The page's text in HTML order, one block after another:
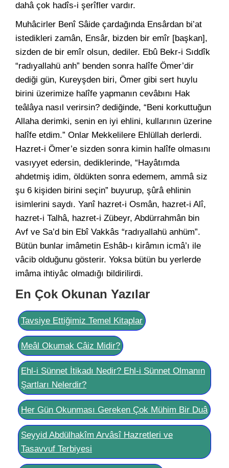
dahâ çok hadîs-i şerîfler vardır.
Muhâcirler Benî Sâide çardağında Ensârdan bi’at
istedikleri zamân, Ensâr, bizden bir emîr [başkan],
sizden de bir emîr olsun, dediler. Ebû Bekr-i Sıddîk
“radıyallahü anh” benden sonra halîfe Ömer’dir
dediği gün, Kureyşden biri, Ömer gibi sert huylu
birini üzerimize halîfe yapmanın cevâbını Hak
teâlâya nasıl verirsin? dediğinde, “Beni korkuttuğun
Allaha derimki, senin en iyi ehlini, kullarının üzerine
halîfe etdim.” Onlar Mekkelilere Ehlüllah derlerdi.
Hazret-i Ömer’e sizden sonra kimin halîfe olmasını
vasıyyet edersin, dediklerinde, “Hayâtımda
ahdetmiş idim, öldükten sonra edemem, ammâ siz
şu 6 kişiden birini seçin” buyurup, şûrâ ehlinin
isimlerini saydı. Yanî hazret-i Osmân, hazret-i Alî,
hazret-i Talhâ, hazret-i Zübeyr, Abdürrahmân bin
Avf ve Sa’d bin Ebî Vakkâs “radıyallahü anhüm”.
Bütün bunlar imâmetin Eshâb-ı kirâmın icmâ’ı ile
vâcib olduğunu gösterir. Yoksa bütün bu yerlerde
imâma ihtiyâc olmadığı bildirilirdi.
En Çok Okunan Yazılar
Tavsiye Ettiğimiz Temel Kitaplar
Meâl Okumak Câiz Midir?
Ehl-i Sünnet İtikadı Nedir? Ehl-i Sünnet Olmanın
Şartları Nelerdir?
Her Gün Okunması Gereken Çok Mühim Bir Duâ
Seyyid Abdülhakîm Arvâsî Hazretleri ve
Tasavvuf Terbiyesi